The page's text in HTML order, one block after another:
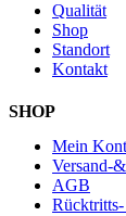
Qualität
Shop
Standort
Kontakt
SHOP
Mein
Versand-
AGB